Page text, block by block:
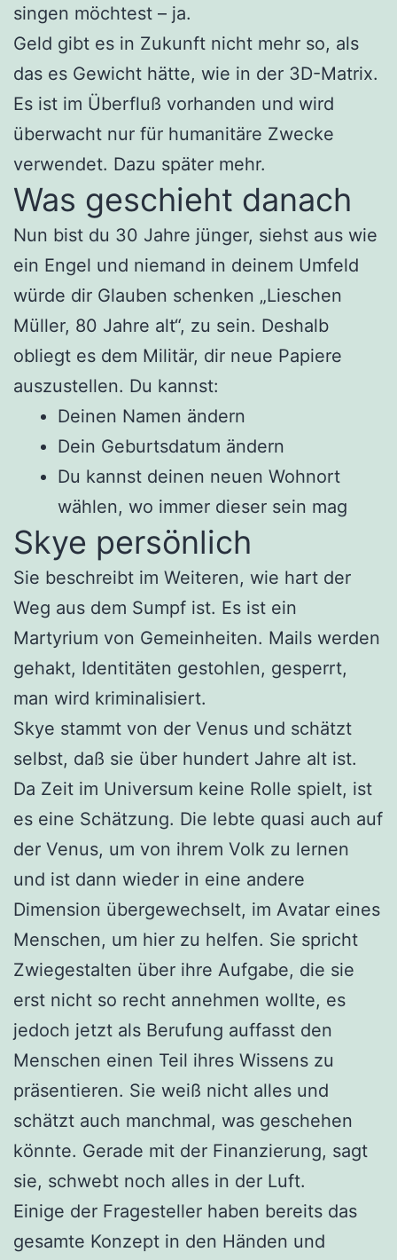
singen möchtest – ja.
Geld gibt es in Zukunft nicht mehr so, als
das es Gewicht hätte, wie in der 3D-Matrix.
Es ist im Überfluß vorhanden und wird
überwacht nur für humanitäre Zwecke
verwendet. Dazu später mehr.
Was geschieht danach
Nun bist du 30 Jahre jünger, siehst aus wie
ein Engel und niemand in deinem Umfeld
würde dir Glauben schenken „Lieschen
Müller, 80 Jahre alt“, zu sein. Deshalb
obliegt es dem Militär, dir neue Papiere
auszustellen. Du kannst:
Deinen Namen ändern
Dein Geburtsdatum ändern
Du kannst deinen neuen Wohnort
wählen, wo immer dieser sein mag
Skye persönlich
Sie beschreibt im Weiteren, wie hart der
Weg aus dem Sumpf ist. Es ist ein
Martyrium von Gemeinheiten. Mails werden
gehakt, Identitäten gestohlen, gesperrt,
man wird kriminalisiert.
Skye stammt von der Venus und schätzt
selbst, daß sie über hundert Jahre alt ist.
Da Zeit im Universum keine Rolle spielt, ist
es eine Schätzung. Die lebte quasi auch auf
der Venus, um von ihrem Volk zu lernen
und ist dann wieder in eine andere
Dimension übergewechselt, im Avatar eines
Menschen, um hier zu helfen. Sie spricht
Zwiegestalten über ihre Aufgabe, die sie
erst nicht so recht annehmen wollte, es
jedoch jetzt als Berufung auffasst den
Menschen einen Teil ihres Wissens zu
präsentieren. Sie weiß nicht alles und
schätzt auch manchmal, was geschehen
könnte. Gerade mit der Finanzierung, sagt
sie, schwebt noch alles in der Luft.
Einige der Fragesteller haben bereits das
gesamte Konzept in den Händen und